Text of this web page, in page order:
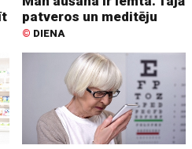
patveros un meditēju
© DIENA